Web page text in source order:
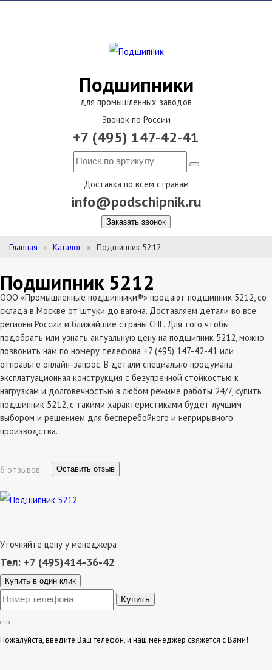
Подшипники
для промышленных заводов
Звонок по России
+7 (495) 147-42-41
Доставка по всем странам
info@podschipnik.ru
Заказать звонок
Главная Каталог Подшипник 5212
Подшипник 5212
ООО «Промышленные подшипники®» продают подшипник 5212, со
склада в Москве от штуки до вагона. Доставляем детали во все
регионы России и ближайшие страны СНГ. Для того чтобы
подобрать или узнать актуальную цену на подшипник 5212, можно
позвонить нам по номеру телефона +7 (495) 147-42-41 или
отправьте онлайн-запрос. В детали специально продумана
эксплатуационная конструкция с безупречной стойкостью к
нагрузкам и долговечностью в любом режиме работы 24/7, купить
подшипник 5212, с такими характеристиками будет лучшим
выбором и решением для бесперебойного и неприрывного
производства.
6 отзывов Оставить отзыв
Уточняйте цену у менеджера
Тел: +7 (495)414-36-42
Купить в один клик
Пожалуйста, введите Ваш телефон, и наш менеджер свяжется с Вами!